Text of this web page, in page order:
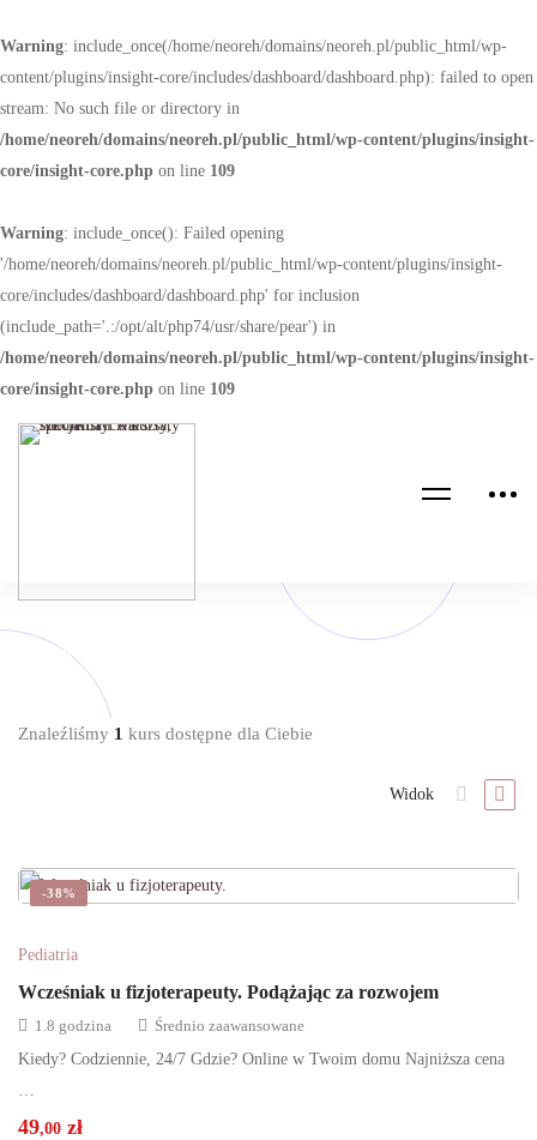
Warning: include_once(/home/neoreh/domains/neoreh.pl/public_html/wp-
content/plugins/insight-core/includes/dashboard/dashboard.php): failed to open
stream: No such file or directory in
/home/neoreh/domains/neoreh.pl/public_html/wp-content/plugins/insight-
core/insight-core.php on line 109
Warning: include_once(): Failed opening
'/home/neoreh/domains/neoreh.pl/public_html/wp-content/plugins/insight-
core/includes/dashboard/dashboard.php' for inclusion
(include_path='.:/opt/alt/php74/usr/share/pear') in
/home/neoreh/domains/neoreh.pl/public_html/wp-content/plugins/insight-
core/insight-core.php on line 109
Polski Kursy
Znaleźliśmy 1 kurs dostępne dla Ciebie
Widok
-38%
Pediatria
Wcześniak u fizjoterapeuty. Podążając za rozwojem
1.8 godzina
Średnio zaawansowane
Kiedy? Codziennie, 24/7 Gdzie? Online w Twoim domu Najniższa cena
…
49,00 zł